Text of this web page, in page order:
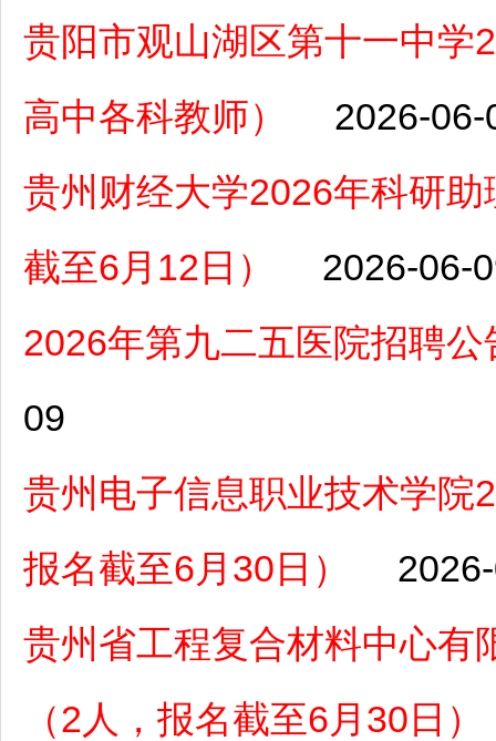
贵阳市观山湖区第十一中学
高中各科教师）
2026-06-
贵州财经大学2026年科研
截至6月12日）
2026-06-
2026年第九二五医院招聘
09
贵州电子信息职业技术学院
报名截至6月30日）
贵州省工程复合材料中心有
（2人，报名截至6月30日）